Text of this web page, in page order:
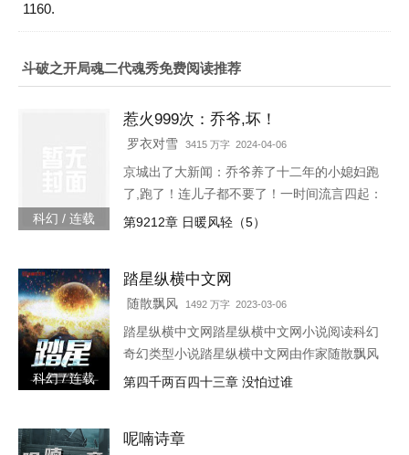
1160.
斗破之开局魂二代魂秀免费阅读推荐
科幻 / 连载
惹火999次：乔爷,坏！
罗衣对雪 3415 万字 2024-04-06
京城出了大新闻：乔爷养了十二年的小媳妇跑
了,跑了！连儿子都不要了！一时间流言四起：
听说是乔爷技术差时间短、夫妻生活不和谐；
七,爸爸说我是宠物店买的。宠物店怎么能买到
这么漂亮的儿子。叶佳期呵呵笑,明明是……摸
奖中的。小奶娃望天：……某禽兽翻身而上：
我喜欢天天摸奖。叶佳期怒：乔斯年,出去！十
第9212章 日暖风轻（5）
科幻 / 连载
踏星纵横中文网
随散飘风 1492 万字 2023-03-06
踏星纵横中文网踏星纵横中文网小说阅读科幻
奇幻类型小说踏星纵横中文网由作家随散飘风
创作踏星最新章节由网友提供，《踏星》情节
第四千两百四十三章 没怕过谁
呢喃诗章